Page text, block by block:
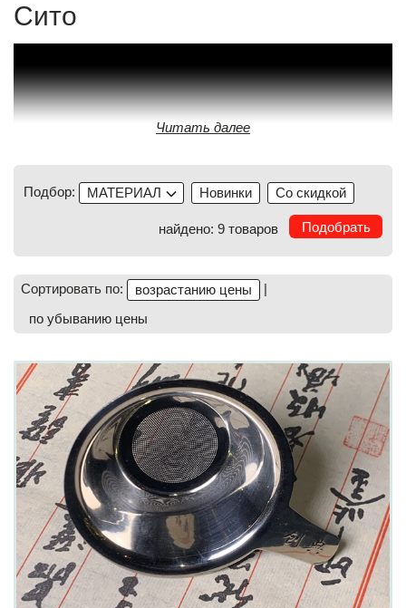
Сито
Читать далее
Подбор: МАТЕРИАЛ Новинки Со скидкой
найдено: 9 товаров
Сортировать по: возрастанию цены
|
по убыванию цены